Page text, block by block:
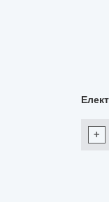
+